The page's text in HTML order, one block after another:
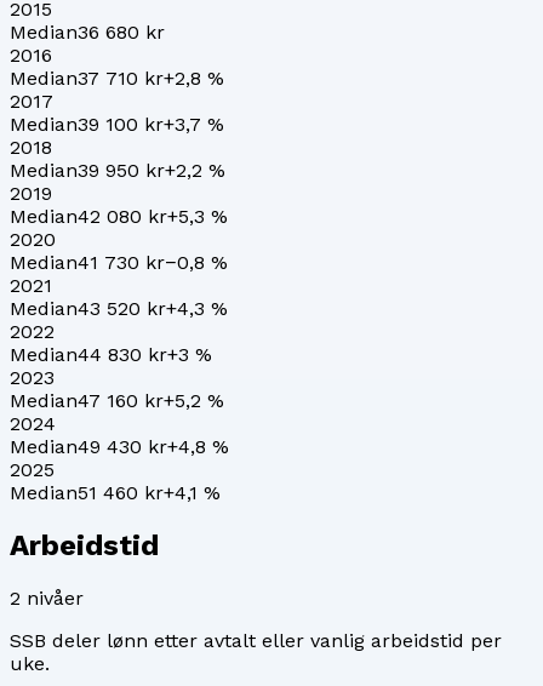
2015
Median36 680 kr
2016
Median37 710 kr+2,8 %
2017
Median39 100 kr+3,7 %
2018
Median39 950 kr+2,2 %
2019
Median42 080 kr+5,3 %
2020
Median41 730 kr−0,8 %
2021
Median43 520 kr+4,3 %
2022
Median44 830 kr+3 %
2023
Median47 160 kr+5,2 %
2024
Median49 430 kr+4,8 %
2025
Median51 460 kr+4,1 %
Arbeidstid
2 nivåer
SSB deler lønn etter avtalt eller vanlig arbeidstid per
uke.